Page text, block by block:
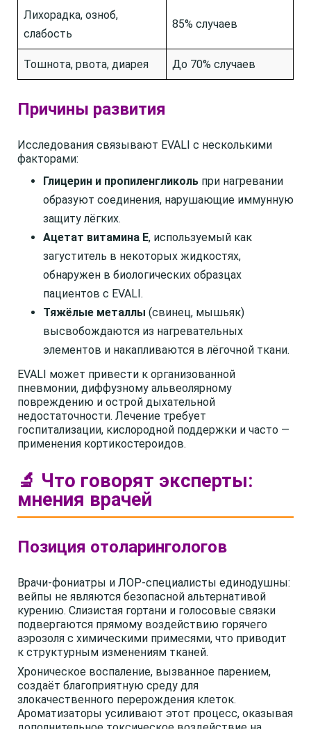
Лихорадка, озноб,
слабость
85% случаев
Тошнота, рвота, диарея До 70% случаев
Причины развития
Исследования связывают EVALI с несколькими
факторами:
Глицерин и пропиленгликоль при нагревании
образуют соединения, нарушающие иммунную
защиту лёгких.
Ацетат витамина Е, используемый как
загуститель в некоторых жидкостях,
обнаружен в биологических образцах
пациентов с EVALI.
Тяжёлые металлы (свинец, мышьяк)
высвобождаются из нагревательных
элементов и накапливаются в лёгочной ткани.
EVALI может привести к организованной
пневмонии, диффузному альвеолярному
повреждению и острой дыхательной
недостаточности. Лечение требует
госпитализации, кислородной поддержки и часто —
применения кортикостероидов.
🔬 Что говорят эксперты:
мнения врачей
Позиция отоларингологов
Врачи-фониатры и ЛОР-специалисты единодушны:
вейпы не являются безопасной альтернативой
курению. Слизистая гортани и голосовые связки
подвергаются прямому воздействию горячего
аэрозоля с химическими примесями, что приводит
к структурным изменениям тканей.
Хроническое воспаление, вызванное парением,
создаёт благоприятную среду для
злокачественного перерождения клеток.
Ароматизаторы усиливают этот процесс, оказывая